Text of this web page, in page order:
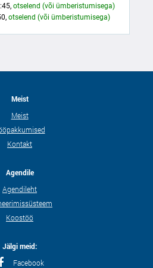
otselend (või ümberistumisega)
otselend (või ümberistumisega)
Meist
Meist
Kontakt
Agendile
Agendileht
Koostöö
Jälgi meid:
Facebook